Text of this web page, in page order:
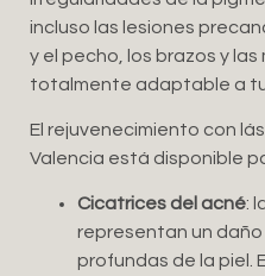
incluso las lesiones
y el pecho, los brazos y
totalmente adaptable a
El rejuvenecimiento con
Valencia está disponible
Cicatrices del acné:
representan un
profundas de la piel.